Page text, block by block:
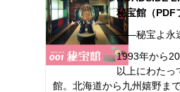
秘宝館（PDF
――秘宝よ永
1993年から
以上にわたっ
館。北海道から九州嬉野ま